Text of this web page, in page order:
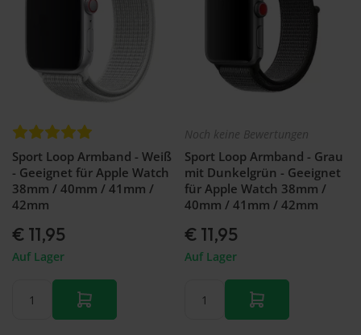
Sport Loop Armband - Weiß
- Geeignet für Apple Watch
38mm / 40mm / 41mm /
42mm
€ 11,95
Auf Lager
Noch keine Bewertungen
Sport Loop Armband - Grau
mit Dunkelgrün - Geeignet
für Apple Watch 38mm /
40mm / 41mm / 42mm
€ 11,95
Auf Lager